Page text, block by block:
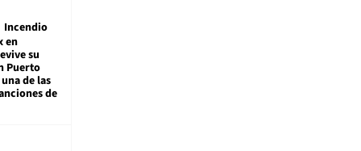
Incendio
en
su
Puerto
de las
de